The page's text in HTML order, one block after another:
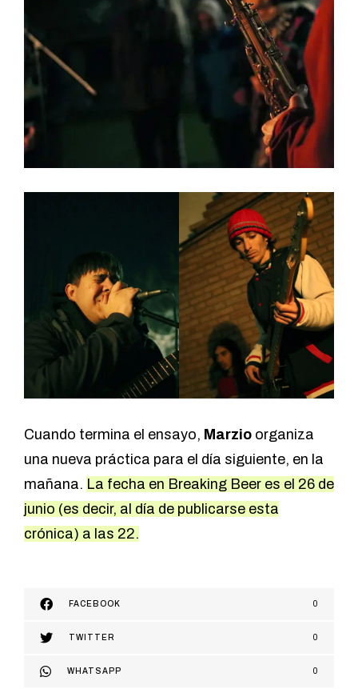
Cuando termina el ensayo, Marzio organiza
una nueva práctica para el día siguiente, en la
mañana. La fecha en Breaking Beer es el 26 de
junio (es decir, al día de publicarse esta
crónica) a las 22.
FACEBOOK 0
TWITTER 0
WHATSAPP 0